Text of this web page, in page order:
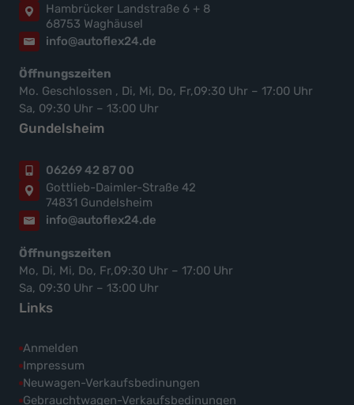
Hambrücker Landstraße 6 + 8
68753 Waghäusel
info@autoflex24.de
Öffnungszeiten
Mo. Geschlossen , Di, Mi, Do, Fr,09:30 Uhr – 17:00 Uhr
Sa, 09:30 Uhr – 13:00 Uhr
Gundelsheim
06269 42 87 00
Gottlieb-Daimler-Straße 42
74831 Gundelsheim
info@autoflex24.de
Öffnungszeiten
Mo, Di, Mi, Do, Fr,09:30 Uhr – 17:00 Uhr
Sa, 09:30 Uhr – 13:00 Uhr
Links
Anmelden
Impressum
Neuwagen-Verkaufsbedinungen
Gebrauchtwagen-Verkaufsbedinungen